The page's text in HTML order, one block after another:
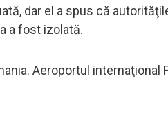
dar el a spus că
a fost izolată.
Aeroportul internaţional